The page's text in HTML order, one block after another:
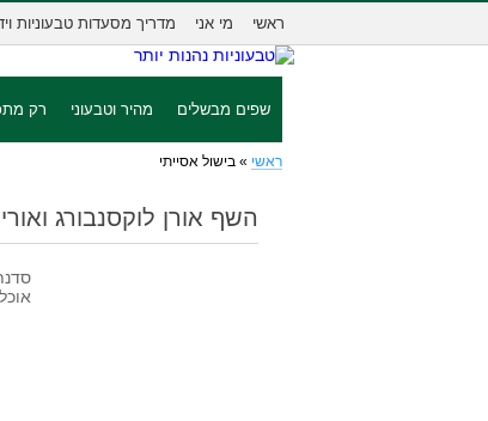
ראשי מי אני מדריך מסעדות טבעוניות
שפים מבשלים מהיר וטבעוני רק
ראשי » בישול אסייתי
השף אורן לוקסנבורג